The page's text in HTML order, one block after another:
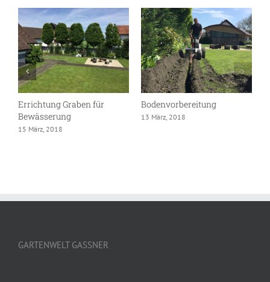
Errichtung Graben für
Bewässerung
15 März, 2018
Bodenvorbereitung
13 März, 2018
GARTENWELT GASSNER